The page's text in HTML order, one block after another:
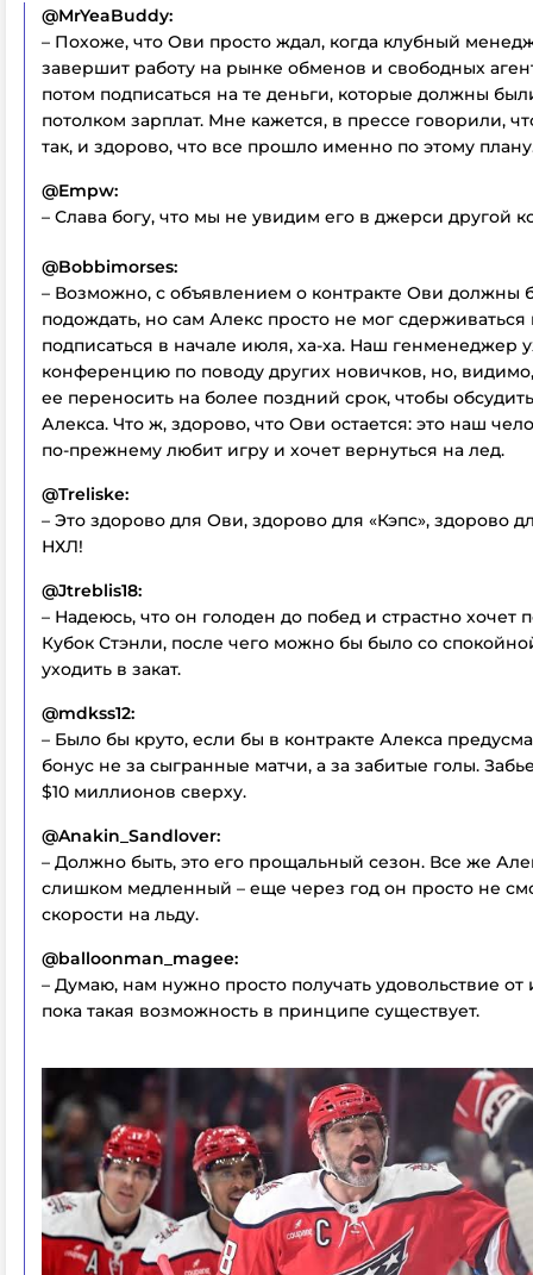
@MrYeaBuddy:
– Похоже, что Ови просто ждал, когда клубный
завершит работу на рынке обменов и свободных
потом подписаться на те деньги, которые должны
потолком зарплат. Мне кажется, в прессе говорили,
так, и здорово, что все прошло именно по этому
@Empw:
– Слава богу, что мы не увидим его в джерси другой
@Bobbimorses:
– Возможно, с объявлением о контракте Ови должны
подождать, но сам Алекс просто не мог сдерживаться
подписаться в начале июля, ха-ха. Наш генменеджер
конференцию по поводу других новичков, но,
ее переносить на более поздний срок, чтобы
Алекса. Что ж, здорово, что Ови остается: это наш
по-прежнему любит игру и хочет вернуться на лед.
@Treliske:
– Это здорово для Ови, здорово для «Кэпс», здорово
НХЛ!
@Jtreblis18:
– Надеюсь, что он голоден до побед и страстно хочет
Кубок Стэнли, после чего можно бы было со
уходить в закат.
@mdkss12:
– Было бы круто, если бы в контракте Алекса
бонус не за сыгранные матчи, а за забитые голы.
$10 миллионов сверху.
@Anakin_Sandlover:
– Должно быть, это его прощальный сезон. Все же
слишком медленный – еще через год он просто не
скорости на льду.
@balloonman_magee:
– Думаю, нам нужно просто получать удовольствие от
пока такая возможность в принципе существует.